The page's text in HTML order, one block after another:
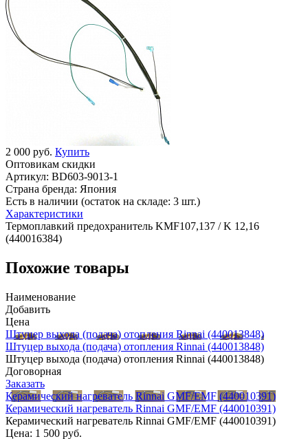
2 000 руб. Купить
Оптовикам скидки
Артикул: BD603-9013-1
Страна бренда: Япония
Есть в наличии (остаток на складе: 3 шт.)
Характеристики
Термоплавкий предохранитель KMF107,137 / K 12,16
(440016384)
Похожие товары
Наименование
Добавить
Цена
Штуцер выхода (подача) отопления Rinnai (440013848)
Штуцер выхода (подача) отопления Rinnai (440013848)
Штуцер выхода (подача) отопления Rinnai (440013848)
Договорная
Заказать
Керамический нагреватель Rinnai GMF/EMF (440010391)
Керамический нагреватель Rinnai GMF/EMF (440010391)
Керамический нагреватель Rinnai GMF/EMF (440010391)
Цена: 1 500 руб.